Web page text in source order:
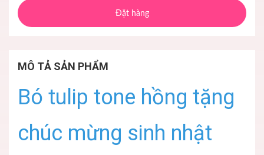
Đặt hàng
MÔ TẢ SẢN PHẨM
Bó tulip tone hồng tặng
chúc mừng sinh nhật